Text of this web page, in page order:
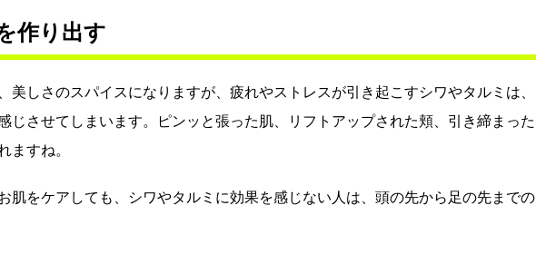
作り出す
美しさのスパイスになりますが、疲れやストレスが引き起こすシワやタルミは、
じさせてしまいます。ピンッと張った肌、リフトアップされた頬、引き締まった
ますね。
肌をケアしても、シワやタルミに効果を感じない人は、頭の先から足の先までの